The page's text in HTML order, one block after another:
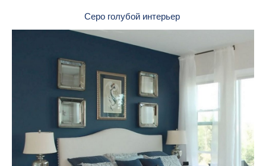
Серо голубой интерьер